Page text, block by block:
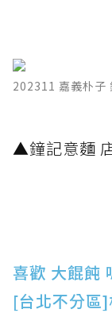
202311 嘉義朴子
​▲鐘記意麵
喜歡 大餛飩
[台北不分區